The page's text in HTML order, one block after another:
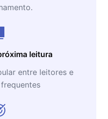
leitura
entre leitores e